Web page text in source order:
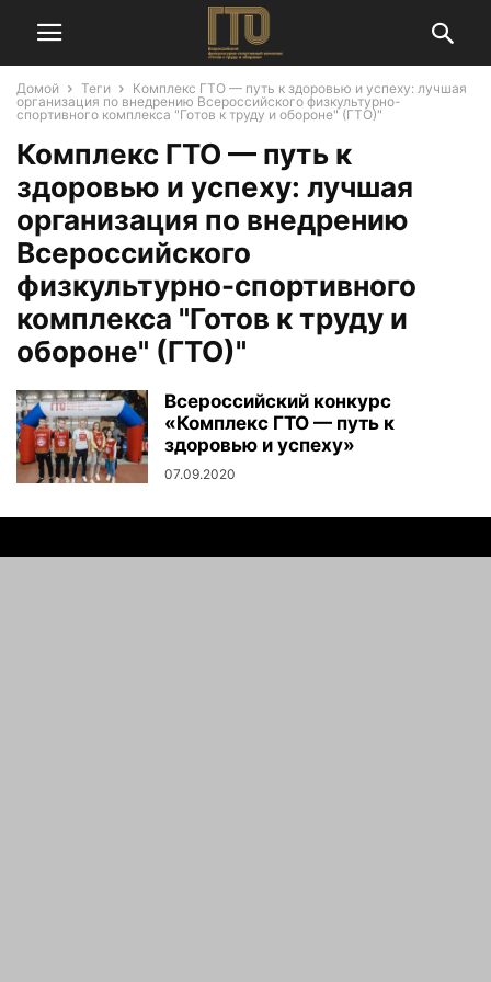
Домой Теги
Комплекс ГТО — путь к здоровью и успеху: лучшая
организация по внедрению Всероссийского физкультурно-
спортивного комплекса "Готов к труду и обороне" (ГТО)"
Комплекс ГТО — путь к
здоровью и успеху: лучшая
организация по внедрению
Всероссийского
физкультурно-спортивного
комплекса "Готов к труду и
обороне" (ГТО)"
Всероссийский конкурс
«Комплекс ГТО — путь к
здоровью и успеху»
07.09.2020